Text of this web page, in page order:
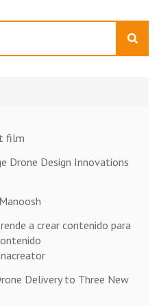
film
Drone Design Innovations
a crear contenido para
Delivery to Three New